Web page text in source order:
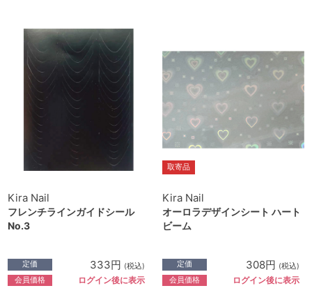
Kira Nail
フレンチラインガイドシール
No.3
定価 333円 (税込)
会員価格 ログイン後に表示
取寄品
Kira Nail
オーロラデザインシート ハート
ビーム
定価 308円 (税込)
会員価格 ログイン後に表示